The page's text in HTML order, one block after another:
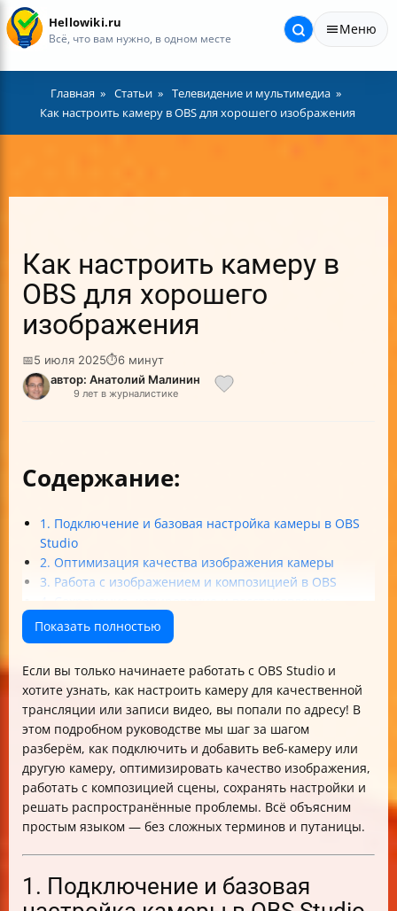
Hellowiki.ru
Всё, что вам нужно, в одном месте
Меню
Главная Статьи
Телевидение и мультимедиа
Как настроить камеру в OBS для хорошего изображения
Как настроить камеру в
OBS для хорошего
изображения
📅5 июля 2025⏱6 минут
автор: Анатолий Малинин
9 лет в журналистике
Содержание:
1. Подключение и базовая настройка камеры в OBS
Studio
2. Оптимизация качества изображения камеры
3. Работа с изображением и композицией в OBS
настроек камеры
5. Решение распространённых проблем и
Итог
Показать полностью
Если вы только начинаете работать с OBS Studio и
хотите узнать, как настроить камеру для качественной
трансляции или записи видео, вы попали по адресу! В
этом подробном руководстве мы шаг за шагом
разберём, как подключить и добавить веб-камеру или
другую камеру, оптимизировать качество изображения,
работать с композицией сцены, сохранять настройки и
решать распространённые проблемы. Всё объясним
простым языком — без сложных терминов и путаницы.
1. Подключение и базовая